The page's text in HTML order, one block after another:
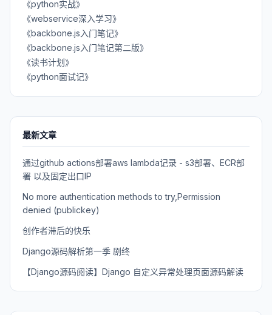
《python实战》
《webservice深入学习》
《backbone.js入门笔记》
《backbone.js入门笔记第二版》
《读书计划》
《python面试记》
最新文章
通过github actions部署aws lambda记录 - s3部署、ECR部
署 以及固定出口IP
No more authentication methods to try,Permission
denied (publickey)
创作者滞后的快乐
Django源码解析第一季 剧终
【Django源码阅读】Django 自定义异常处理页面源码解读